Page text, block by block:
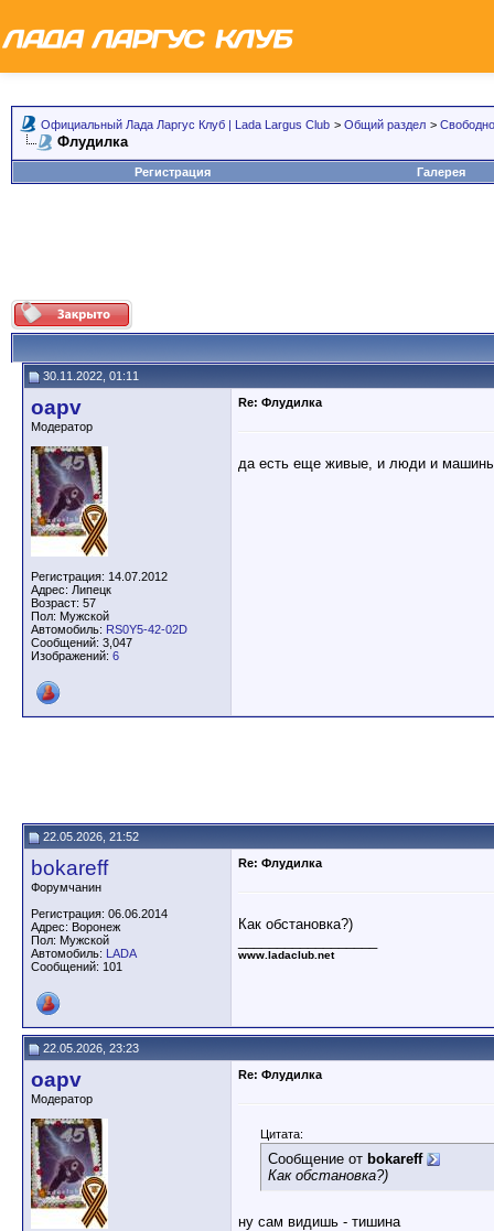
Официальный Лада Ларгус Клуб | Lada Largus Club > Общий раздел >
Флудилка
Регистрация Галерея
30.11.2022, 01:11
oapv
Модератор
Регистрация: 14.07.2012
Адрес: Липецк
Возраст: 57
Пол: Мужской
Автомобиль: RS0Y5-42-02D
Сообщений: 3,047
Изображений: 6
Re: Флудилка
да есть еще живые, и люди и
22.05.2026, 21:52
bokareff
Форумчанин
Регистрация: 06.06.2014
Адрес: Воронеж
Пол: Мужской
Автомобиль: LADA
Сообщений: 101
Re: Флудилка
Как обстановка?)
www.ladaclub.net
22.05.2026, 23:23
oapv
Модератор
Re: Флудилка
Цитата:
Сообщение от bokareff
Как обстановка?)
ну сам видишь - тишина